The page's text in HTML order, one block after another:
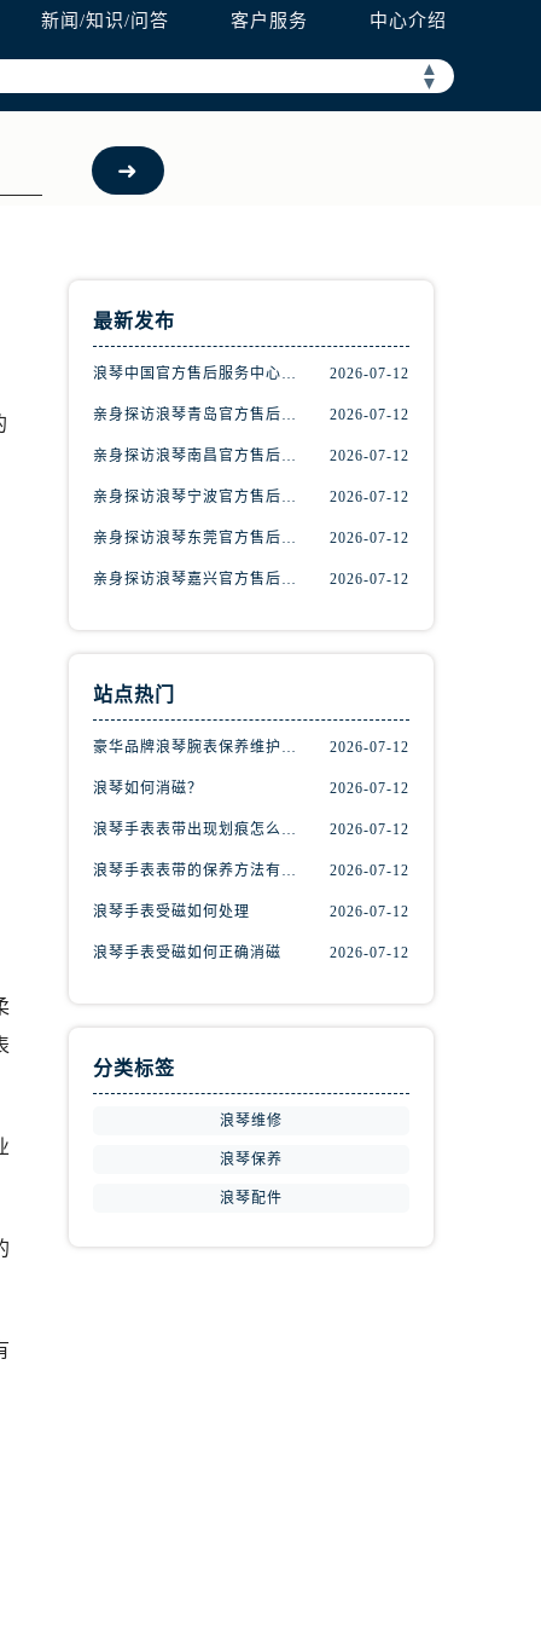
新闻/知识/问答 客户服务 中心介绍
▲
▼
最新发布
浪琴中国官方售后服务中心完整地址及热线实地考察报告+多信源验证（2026年7月最新） 2026-07-12
亲身探访浪琴青岛官方售后服务中心｜最新电话及地址（2026年7月最新） 2026-07-12
亲身探访浪琴南昌官方售后服务中心｜最新电话及地址（2026年7月最新） 2026-07-12
亲身探访浪琴宁波官方售后服务中心｜网点地址及售后热线（2026年7月最新） 2026-07-12
亲身探访浪琴东莞官方售后服务中心｜地址与联系电话（2026年7月最新） 2026-07-12
亲身探访浪琴嘉兴官方售后服务中心｜热线电话与网点地址（2026年7月最新） 2026-07-12
站点热门
豪华品牌浪琴腕表保养维护的方法！ 2026-07-12
浪琴如何消磁？ 2026-07-12
浪琴手表表带出现划痕怎么办？ 2026-07-12
浪琴手表表带的保养方法有哪些？ 2026-07-12
浪琴手表受磁如何处理 2026-07-12
浪琴手表受磁如何正确消磁 2026-07-12
分类标签
浪琴维修
浪琴保养
浪琴配件